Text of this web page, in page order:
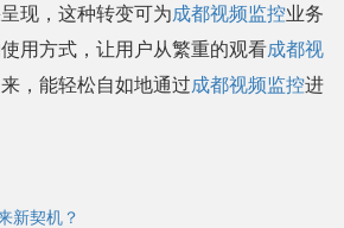
现，这种转变可为成都视频监控业务
用方式，让用户从繁重的观看成都视
，能轻松自如地通过成都视频监控进
新契机？